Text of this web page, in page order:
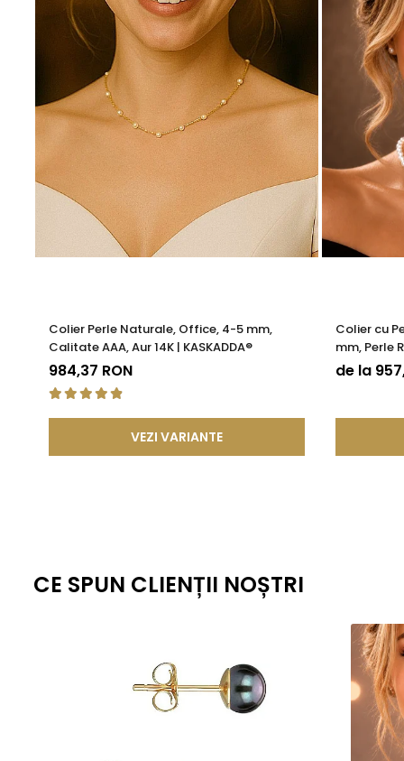
KASKADDA® este un brand european de bijuterii
metale prețioase certificate. Fiecare bijuterie cu perle
Poartă acestset office din aur 14K și perle albe ca
Colier Perle Naturale, Office, 4-5 mm,
Calitate AAA, Aur 14K | KASKADDA®
984,37 RON
VEZI VARIANTE
Colier cu
mm, Perle
KASKADDA®
de la
CE SPUN CLIENȚII NOȘTRI